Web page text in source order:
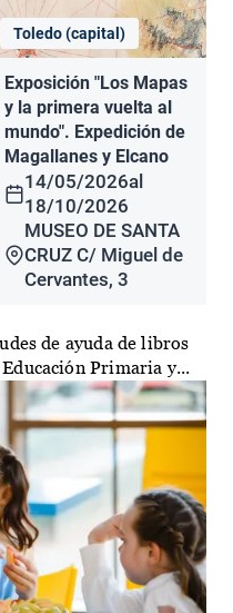
Toledo (capital)
Exposición "Los Mapas
y la primera vuelta al
mundo". Expedición de
Magallanes y Elcano
14/05/2026al
18/10/2026
MUSEO DE SANTA
CRUZ C/ Miguel de
Cervantes, 3
de ayuda de libros
Primaria y...